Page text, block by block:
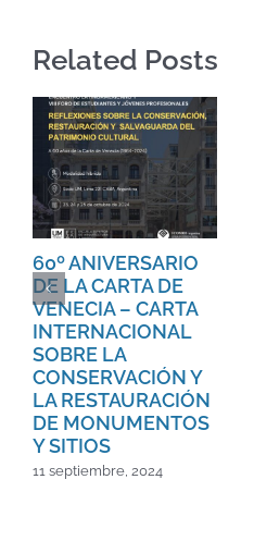
Related Posts
60º ANIVERSARIO
DE LA CARTA DE
VENECIA – CARTA
INTERNACIONAL
SOBRE LA
CONSERVACIÓN Y
LA RESTAURACIÓN
DE MONUMENTOS
Y SITIOS
11 septiembre, 2024